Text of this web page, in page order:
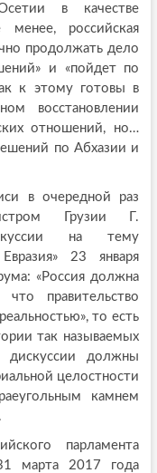
в качестве
менее, российская
продолжать дело
и «пойдет по
к этому готовы в
восстановлении
отношений, но…
по Абхазии и
в очередной раз
Грузии Г.
на тему
23 января
«Россия должна
правительство
то есть
так называемых
дискуссии должны
целостности
камнем
парламента
марта 2017 года